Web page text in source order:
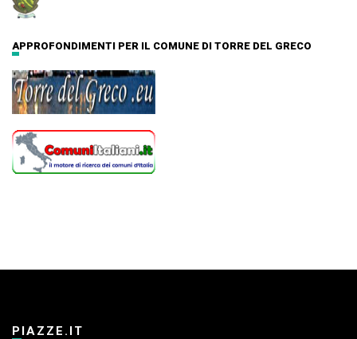
APPROFONDIMENTI PER IL COMUNE DI TORRE DEL GRECO
PIAZZE.IT